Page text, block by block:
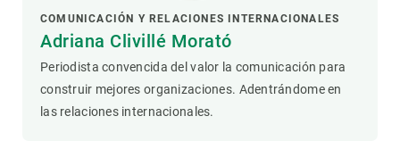
COMUNICACIÓN Y RELACIONES INTERNACIONALES
Adriana Clivillé Morató
Periodista convencida del valor la comunicación para
construir mejores organizaciones. Adentrándome en
las relaciones internacionales.